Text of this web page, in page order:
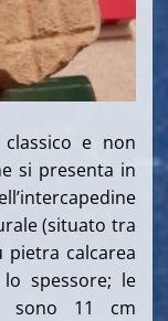
e non
si presenta in
(situato tra
pietra calcarea
spessore; le
sono 11 cm